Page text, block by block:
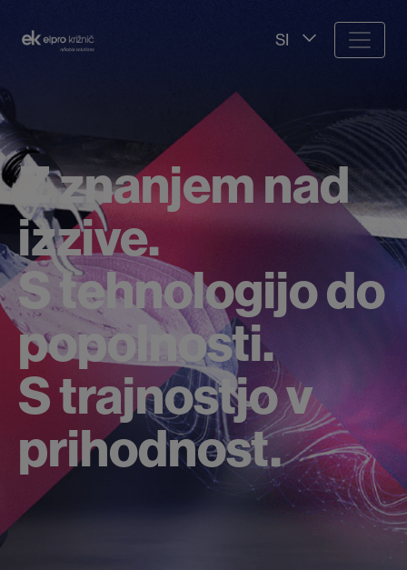
SI
Z znanjem nad
izzive.
S tehnologijo do
popolnosti.
S trajnostjo v
prihodnost.